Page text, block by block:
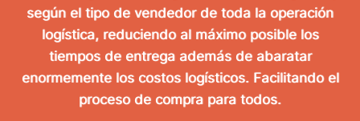
según el tipo de vendedor de toda la operación
logística, reduciendo al máximo posible los
tiempos de entrega además de abaratar
enormemente los costos logísticos. Facilitando el
proceso de compra para todos.